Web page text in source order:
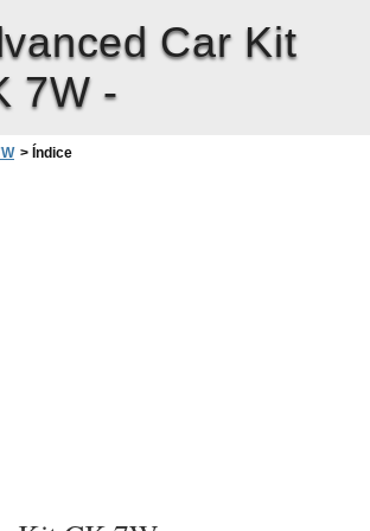
Car Kit
7W -
> Índice